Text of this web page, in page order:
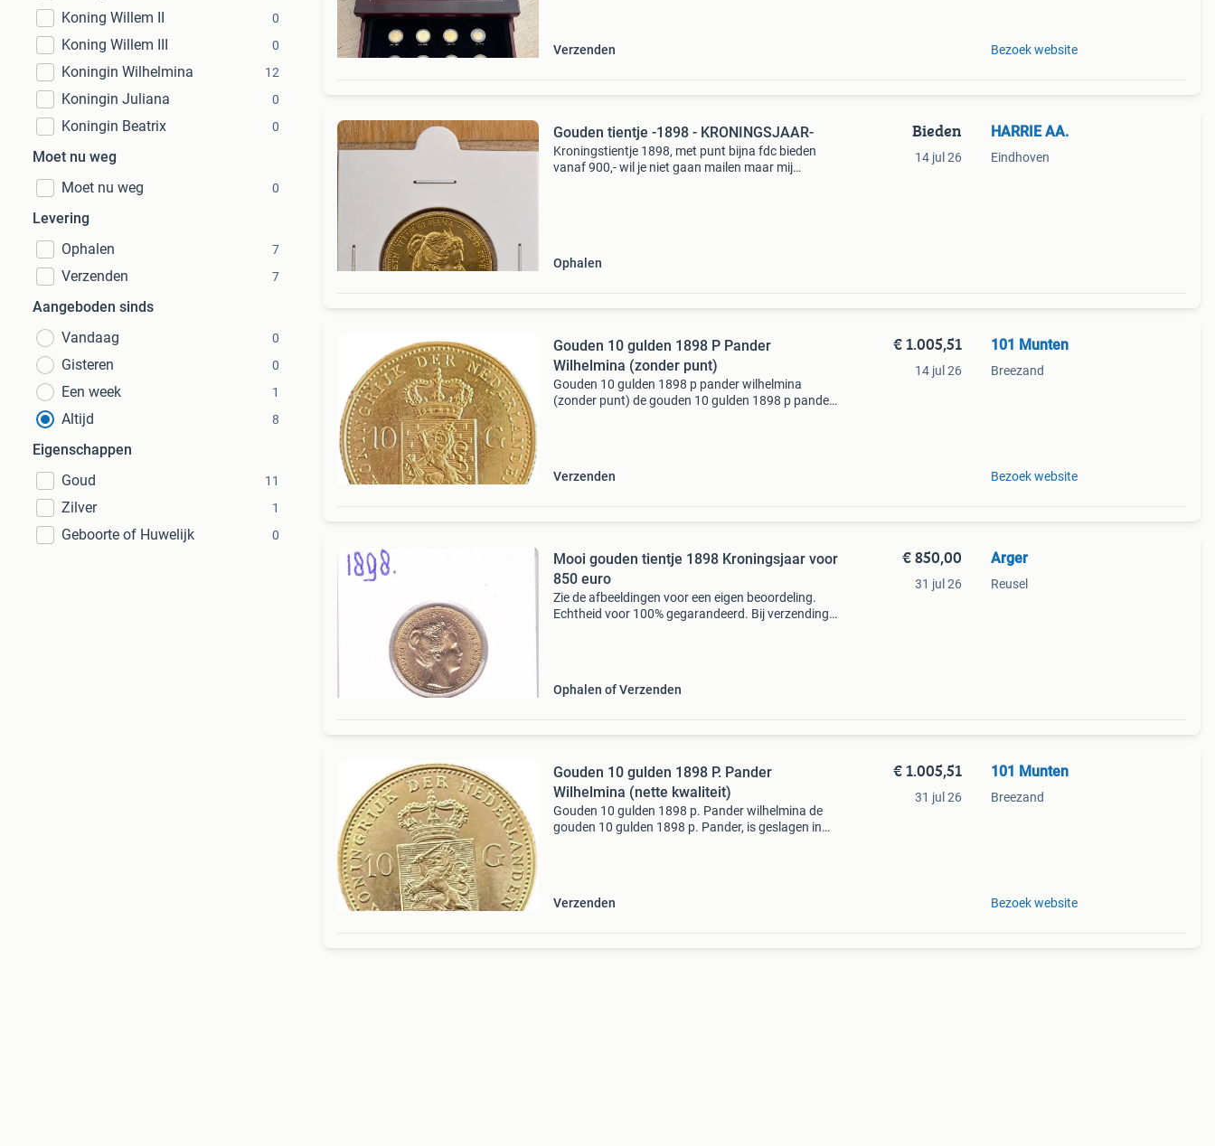
Koning Willem II 0
Koning Willem III 0
Koningin Wilhelmina 12
Koningin Juliana 0
Koningin Beatrix 0
Moet nu weg
Moet nu weg
0
Levering
Ophalen
7
Verzenden 7
Aangeboden sinds
Vandaag
0
Gisteren 0
Een week 1
Altijd 8
Eigenschappen
Goud
11
Zilver 1
Geboorte of Huwelijk 0
Verzenden
Bezoek website
Gouden tientje -1898 - KRONINGSJAAR-
Kroningstientje 1898, met punt bijna fdc bieden
vanaf 900,- wil je niet gaan mailen maar mij
Ophalen
Bieden
14 jul 26
HARRIE AA.
Eindhoven
Gouden 10 gulden 1898 P Pander
Wilhelmina (zonder punt)
Gouden 10 gulden 1898 p pander wilhelmina
(zonder punt) de gouden 10 gulden 1898 p pander ,
Verzenden
€ 1.005,51
14 jul 26
101 Munten
Breezand
Bezoek website
Mooi gouden tientje 1898 Kroningsjaar voor
850 euro
Zie de afbeeldingen voor een eigen beoordeling.
Echtheid voor 100% gegarandeerd. Bij verzending
Ophalen of Verzenden
€ 850,00
31 jul 26
Arger
Reusel
Gouden 10 gulden 1898 P. Pander
Wilhelmina (nette kwaliteit)
Gouden 10 gulden 1898 p. Pander wilhelmina de
gouden 10 gulden 1898 p. Pander, is geslagen in
Verzenden
€ 1.005,51
31 jul 26
101 Munten
Breezand
Bezoek website